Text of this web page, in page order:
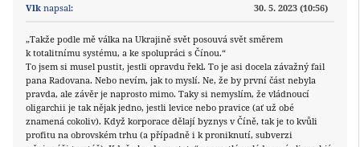
Vlk napsal: 30. 5. 2023 (10:56)
„Takže podle mě válka na Ukrajině svět posouvá svět směrem
k totalitnímu systému, a ke spolupráci s Čínou.“
To jsem si musel pustit, jestli opravdu řekl. To je asi docela závažný fail
pana Radovana. Nebo nevím, jak to myslí. Ne, že by první část nebyla
pravda, ale závěr je naprosto mimo. Taky si nemyslím, že vládnoucí
oligarchii je tak nějak jedno, jestli levice nebo pravice (ať už obé
znamená cokoliv). Když korporace dělají byznys v Číně, tak je to kvůli
profitu na obrovském trhu (a případně i k proniknutí, subverzi